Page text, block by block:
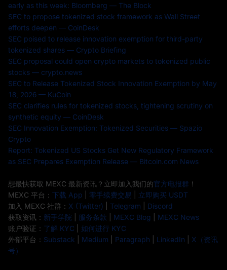
early as this week: Bloomberg — The Block
SEC to propose tokenized stock framework as Wall Street
efforts deepen — CoinDesk
SEC poised to release innovation exemption for third-party
tokenized shares — Crypto Briefing
SEC proposal could open crypto markets to tokenized public
stocks — crypto.news
SEC to Release Tokenized Stock Innovation Exemption by May
18, 2026 — KuCoin
SEC clarifies rules for tokenized stocks, tightening scrutiny on
synthetic equity — CoinDesk
SEC Innovation Exemption: Tokenized Securities — Spazio
Crypto
Report: Tokenized US Stocks Get New Regulatory Framework
as SEC Prepares Exemption Release — Bitcoin.com News
想最快获取 MEXC 最新资讯？立即加入我们的官方电报群 ！
MEXC 平台： 下载 App 零手续费交易
立即购买 USDT
加入 MEXC 社群： X (Twitter) Telegram
Discord
获取资讯： 新手学院 服务条款 MEXC Blog
MEXC News
账户验证： 了解 KYC
如何进行 KYC
外部平台： Substack Medium Paragraph LinkedIn
X（资讯
号）